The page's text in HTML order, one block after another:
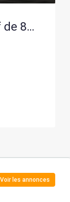
Local commercial neuf de 80 m² à vendre au centre de Parentis-en-Born
Voir les annonces